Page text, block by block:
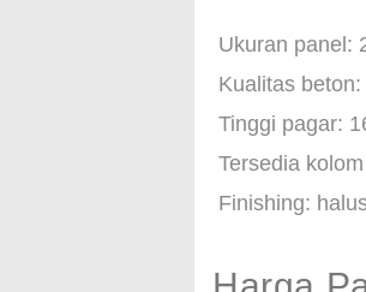
Ukuran panel:
Kualitas
Tinggi pagar:
Tersedia
Finishing: